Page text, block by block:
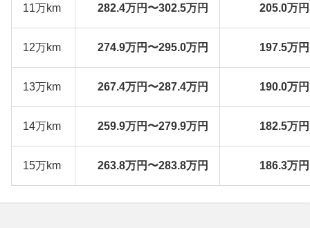
11万km 282.4万円〜302.5万円 205.0万
12万km 274.9万円〜295.0万円 197.5万
13万km 267.4万円〜287.4万円 190.0万
14万km 259.9万円〜279.9万円 182.5万
15万km 263.8万円〜283.8万円 186.3万